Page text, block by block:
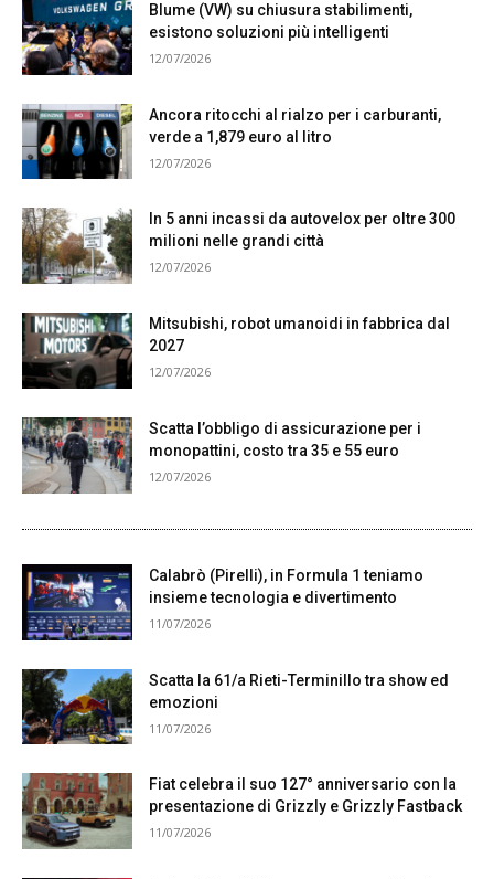
Blume (VW) su chiusura stabilimenti,
esistono soluzioni più intelligenti
12/07/2026
Ancora ritocchi al rialzo per i carburanti,
verde a 1,879 euro al litro
12/07/2026
In 5 anni incassi da autovelox per oltre 300
milioni nelle grandi città
12/07/2026
Mitsubishi, robot umanoidi in fabbrica dal
2027
12/07/2026
Scatta l’obbligo di assicurazione per i
monopattini, costo tra 35 e 55 euro
12/07/2026
Calabrò (Pirelli), in Formula 1 teniamo
insieme tecnologia e divertimento
11/07/2026
Scatta la 61/a Rieti-Terminillo tra show ed
emozioni
11/07/2026
Fiat celebra il suo 127° anniversario con la
presentazione di Grizzly e Grizzly Fastback
11/07/2026